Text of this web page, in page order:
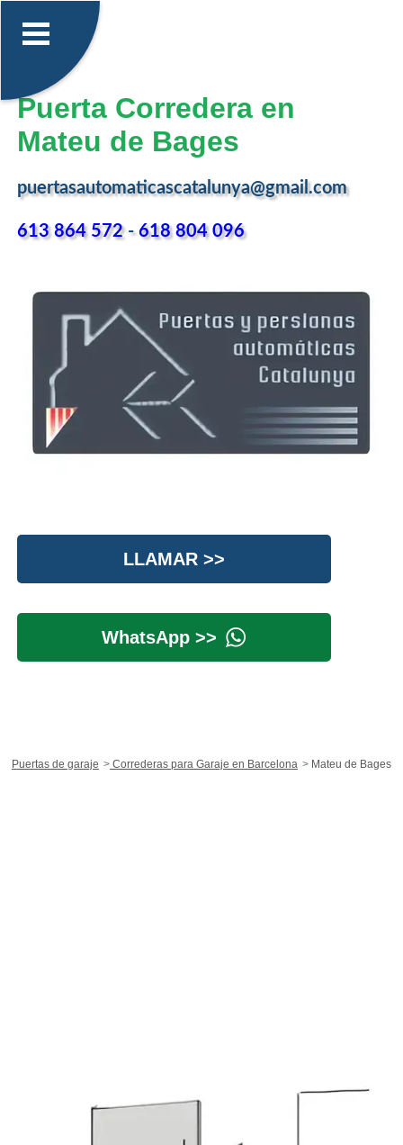
Puerta Corredera en
Mateu de Bages
puertasautomaticascatalunya@gmail.com
613 864 572-618 804 096
LLAMAR >>
WhatsApp >>
Puertas de garaje Correderas para Garaje en Barcelona Mateu de Bages